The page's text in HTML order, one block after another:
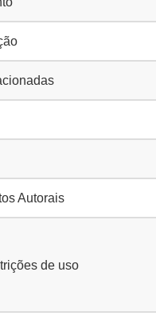
Autorais
de uso